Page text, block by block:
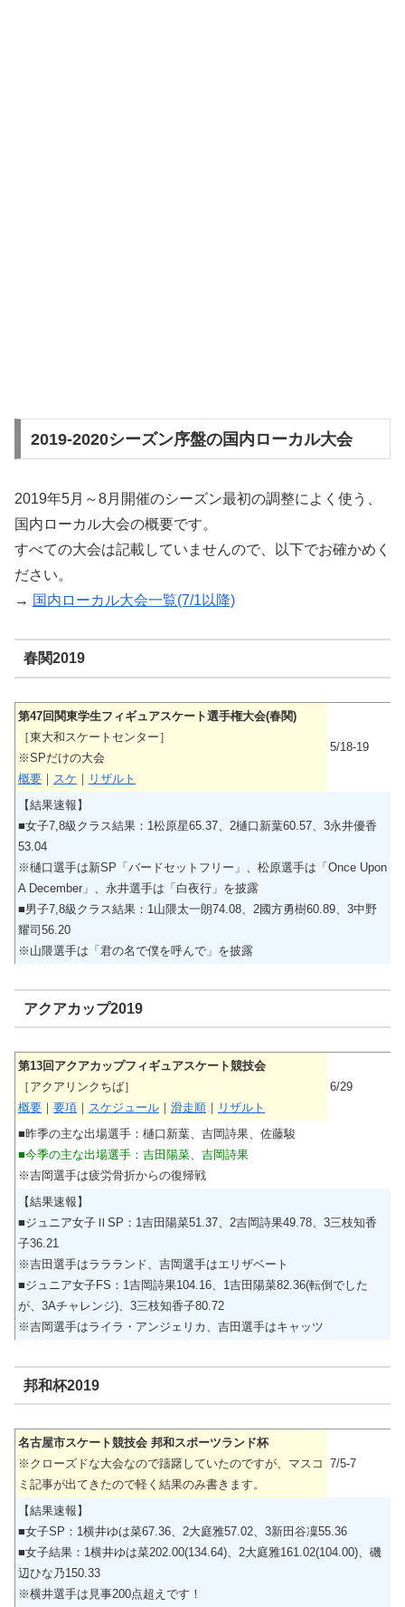
2019-2020シーズン序盤の国内ローカル大会
2019年5月～8月開催のシーズン最初の調整によく使う、
国内ローカル大会の概要です。
すべての大会は記載していませんので、以下でお確かめく
ださい。
→ 国内ローカル大会一覧(7/1以降)
春関2019
第47回関東学生フィギュアスケート選手権大会(春関)
［東大和スケートセンター］
※SPだけの大会
概要 ｜ スケ ｜ リザルト
5/18-19
【結果速報】
■女子7,8級クラス結果：1松原星65.37、2樋口新葉60.57、3永井優香
53.04
※樋口選手は新SP「バードセットフリー」、松原選手は「Once Upon
A December」、永井選手は「白夜行」を披露
■男子7,8級クラス結果：1山隈太一朗74.08、2國方勇樹60.89、3中野
耀司56.20
※山隈選手は「君の名で僕を呼んで」を披露
アクアカップ2019
第13回アクアカップフィギュアスケート競技会
［アクアリンクちば］
概要 ｜ 要項 ｜ スケジュール ｜ 滑走順 ｜ リザルト
6/29
■昨季の主な出場選手：樋口新葉、吉岡詩果、佐藤駿
■今季の主な出場選手：吉田陽菜、吉岡詩果
※吉岡選手は疲労骨折からの復帰戦
【結果速報】
■ジュニア女子ⅡSP：1吉田陽菜51.37、2吉岡詩果49.78、3三枝知香
子36.21
※吉田選手はララランド、吉岡選手はエリザベート
■ジュニア女子FS：1吉岡詩果104.16、1吉田陽菜82.36(転倒でした
が、3Aチャレンジ)、3三枝知香子80.72
※吉岡選手はライラ・アンジェリカ、吉田選手はキャッツ
邦和杯2019
名古屋市スケート競技会 邦和スポーツランド杯
※クローズドな大会なので躊躇していたのですが、マスコ
ミ記事が出てきたので軽く結果のみ書きます。
7/5-7
【結果速報】
■女子SP：1横井ゆは菜67.36、2大庭雅57.02、3新田谷凜55.36
■女子結果：1横井ゆは菜202.00(134.64)、2大庭雅161.02(104.00)、磯
辺ひな乃150.33
※横井選手は見事200点超えです！